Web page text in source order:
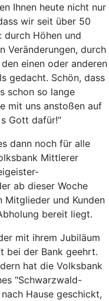
Ihnen heute nicht nur
wir seit über 50
durch Höhen und
Veränderungen, durch
einen oder anderen
gedacht. Schön, dass
schon so lange
mit uns anstoßen auf
Gott dafür!“
dann noch für alle
Mittlerer
ab dieser Woche
Mitglieder und Kunden
bereit liegt.
mit ihrem Jubiläum
bei der Bank geehrt.
hat die Volksbank
"Schwarzwald-
Hause geschickt,